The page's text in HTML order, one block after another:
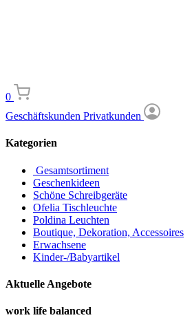
0
Geschäftskunden Privatkunden
Kategorien
Gesamtsortiment
Geschenkideen
Schöne Schreibgeräte
Ofelia Tischleuchte
Poldina Leuchten
Boutique, Dekoration, Accessoires
Erwachsene
Kinder-/Babyartikel
Aktuelle Angebote
work life balanced